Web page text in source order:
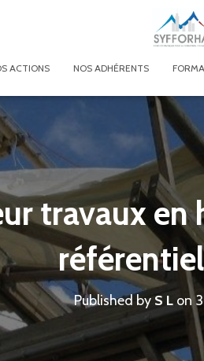
ACTIONS NOS ADHÉRENTS
travaux en
Published by S L on